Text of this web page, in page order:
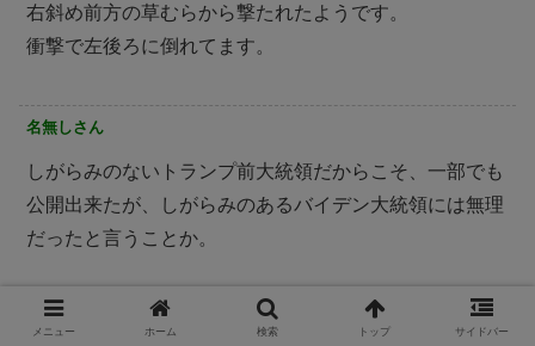
右斜め前方の草むらから撃たれたようです。
衝撃で左後ろに倒れてます。
名無しさん
しがらみのないトランプ前大統領だからこそ、一部でも
公開出来たが、しがらみのあるバイデン大統領には無理
だったと言うことか。
メニュー ホーム 検索 トップ サイドバー